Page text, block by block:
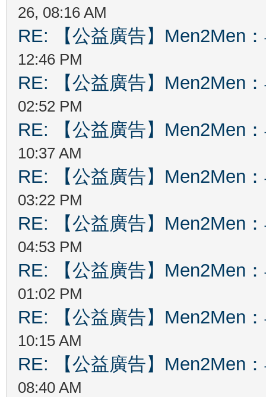
26, 08:16 AM
RE: 【公益廣告】Men2Men
12:46 PM
RE: 【公益廣告】Men2Men
02:52 PM
RE: 【公益廣告】Men2Men
10:37 AM
RE: 【公益廣告】Men2Men
03:22 PM
RE: 【公益廣告】Men2Men
04:53 PM
RE: 【公益廣告】Men2Men
01:02 PM
RE: 【公益廣告】Men2Men
10:15 AM
RE: 【公益廣告】Men2Men
08:40 AM